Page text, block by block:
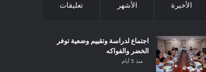
الأخيرة الأشهر تعليقات
اجتماع لدراسة وتقييم وضعية توفر
الخضر والفواكه
منذ 5 أيام